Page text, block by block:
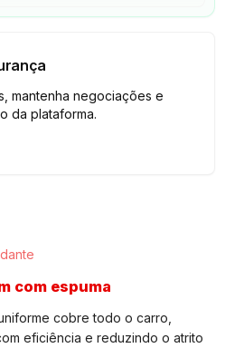
mantenha negociações e
da plataforma.
com espuma
cobre todo o carro,
eficiência e reduzindo o atrito